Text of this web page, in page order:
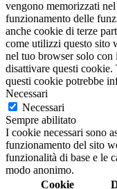
vengono memorizzati
funzionamento delle
anche cookie di terze
come utilizzi questo sito
nel tuo browser solo
disattivare questi
questi cookie potrebbe
Necessari
Necessari
Sempre abilitato
I cookie necessari sono
funzionamento del sito
funzionalità di base e le
modo anonimo.
Cookie